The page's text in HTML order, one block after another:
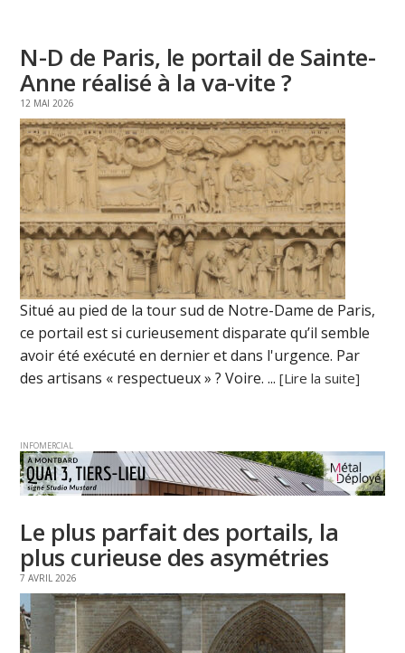
N-D de Paris, le portail de Sainte-
Anne réalisé à la va-vite ?
12 MAI 2026
Situé au pied de la tour sud de Notre-Dame de Paris,
ce portail est si curieusement disparate qu’il semble
avoir été exécuté en dernier et dans l'urgence. Par
des artisans « respectueux » ? Voire. ...[Lire la suite]
INFOMERCIAL
Le plus parfait des portails, la
plus curieuse des asymétries
7 AVRIL 2026